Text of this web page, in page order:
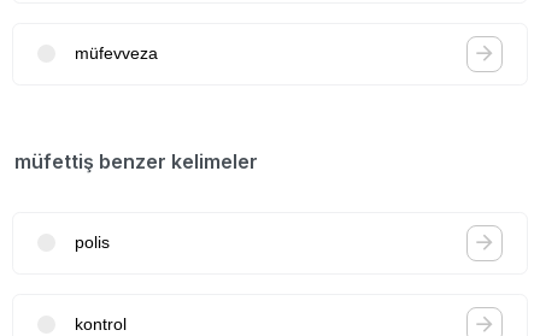
müfevveza
müfettiş benzer kelimeler
polis
kontrol